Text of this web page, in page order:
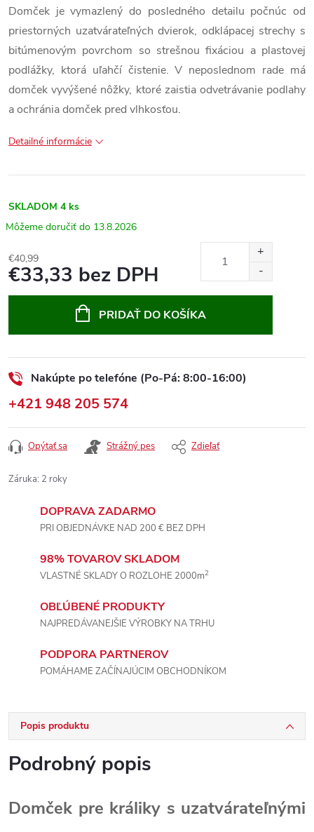
Domček je vymazlený do posledného detailu počnúc od
priestorných uzatvárateľných dvierok, odklápacej strechy s
bitúmenovým povrchom so strešnou fixáciou a plastovej
podlážky, ktorá uľahčí čistenie. V neposlednom rade má
domček vyvýšené nôžky, ktoré zaistia odvetrávanie podlahy
a ochránia domček pred vlhkosťou.
Detailné informácie
SKLADOM 4 ks
13.8.2026
€40,99
€33,33 bez DPH
PRIDAŤ DO KOŠÍKA
Nakúpte po telefóne (Po-Pá: 8:00-16:00)
+421 948 205 574
Opýtať sa Strážný pes Zdieľať
Záruka: 2 roky
DOPRAVA ZADARMO
PRI OBJEDNÁVKE NAD 200 € BEZ DPH
98% TOVAROV SKLADOM
VLASTNÉ SKLADY O ROZLOHE 2000m2
OBĽÚBENÉ PRODUKTY
NAJPREDÁVANEJŠIE VÝROBKY NA TRHU
PODPORA PARTNEROV
POMÁHAME ZAČÍNAJÚCIM OBCHODNÍKOM
Popis produktu
Podrobný popis
Domček pre králiky s uzatvárateľnými